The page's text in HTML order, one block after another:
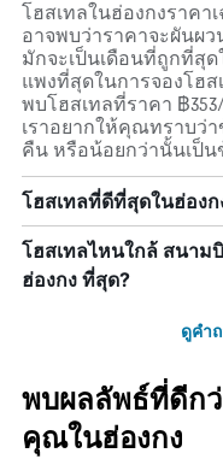
โฮสเทลในฮ่องกงราคา
อาจพบว่าราคาจะผันผ
มักจะเป็นเดือนที่ถูกที่สุ
แพงที่สุดในการจองโฮส
พบโฮสเทลที่ราคา ฿
เราอยากให้คุณทราบว่า
คืน หรือน้อยกว่านั้นเป็น
โฮสเทลที่ดีที่สุดในฮ่อง
โฮสเทลไหนใกล้ สนา
ฮ่องกง ที่สุด?
ดูคำ
พบผลลัพธ์ที่ดีกว่
คุณในฮ่องกง